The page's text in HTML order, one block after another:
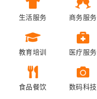
生活服务 商务服务
教育培训 医疗服务
食品餐饮 数码科技